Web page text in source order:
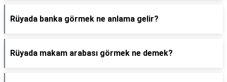
Rüyada banka görmek ne anlama gelir?
Rüyada makam arabası görmek ne demek?